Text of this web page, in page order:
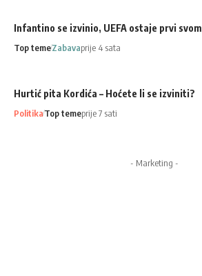
Infantino se izvinio, UEFA ostaje prvi svom
Top temeZabavaprije 4 sata
Hurtić pita Kordića – Hoćete li se izviniti?
PolitikaTop temeprije 7 sati
- Marketing -